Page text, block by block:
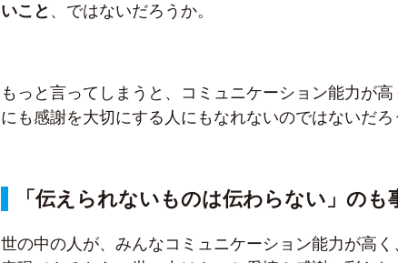
いこと 、ではないだろうか。
もっと言ってしまうと、コミュニケーション能力が
にも感謝を大切にする人にもなれないのではないだろ
「伝えられないものは伝わらない」の
世の中の人が、みんなコミュニケーション能力が高